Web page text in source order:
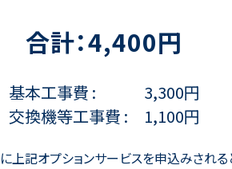
合計：4,400円
基本工事費
3,300円
交換機等工事費
1,100円
上記オプションサービスを申込みされる